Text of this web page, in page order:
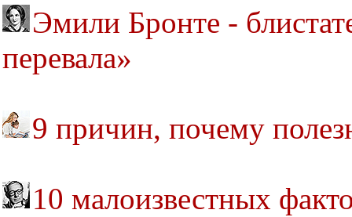
Эмили Бронте -
перевала»
9 причин, почему
10 малоизвестных